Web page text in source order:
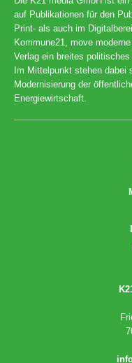
auf Publikationen für den
Print- als auch im
Kommune21, move
Verlag ein breites
Im Mittelpunkt stehen dabei
Modernisierung der
Energiewirtschaft.